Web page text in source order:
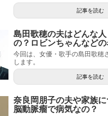
記事を読む
島田歌穂の夫はどんな
の？ロビンちゃんなどの
今回は、女優・歌手の島田歌穂
します。
記事を読む
奈良岡朋子の夫や家族
脳動脈瘤で病気なの？